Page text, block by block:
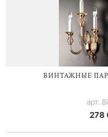
ВИНТАЖНЫЕ
арт.
278